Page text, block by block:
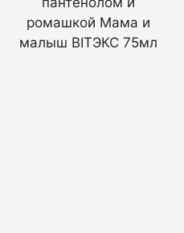
ромашкой Мама и
малыш BITЭКС 75мл